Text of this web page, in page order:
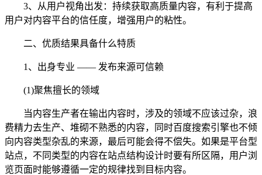
3、从用户视角出发：持续获取高质量内容，有利于提高
用户对内容平台的信任度，增强用户的粘性。
二、优质结果具备什么特质
1、出身专业 —— 发布来源可信赖
(1)聚焦擅长的领域
当内容生产者在输出内容时，涉及的领域不应该过杂，浪
费精力去生产、堆砌不熟悉的内容，同时百度搜索引擎也不倾
向内容类型杂乱的来源，最后可能会得不偿失。如果是平台型
站点，不同类型的内容在站点结构设计时要有所区隔，用户浏
览页面时能够遵循一定的规律找到目标内容。